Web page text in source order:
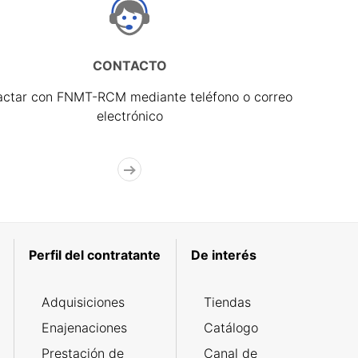
CONTACTO
con FNMT-RCM mediante teléfono o correo
electrónico
Perfil del contratante
Adquisiciones
Enajenaciones
Prestación de
De interés
Tiendas
Catálogo
Canal de